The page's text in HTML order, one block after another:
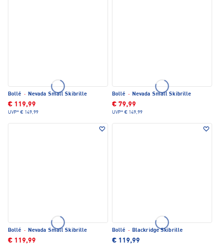
Bollé · Nevada Small Skibrille
€ 119,99
UVP* € 149,99
Bollé · Nevada Small Skibrille
€ 79,99
UVP* € 149,99
Bollé · Nevada Small Skibrille
€ 119,99
Bollé · Blackridge Skibrille
€ 119,99